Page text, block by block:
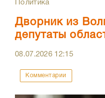
Политика
Дворник из
депутаты
08.07.2026 12:15
Комментарии